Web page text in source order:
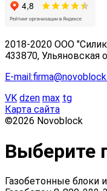
2018-2020 ООО
433870, Ульяновская
E-
VK dzen max tg
Карта сайта
©2026 Novoblock
Выберите
Газобетонные блоки